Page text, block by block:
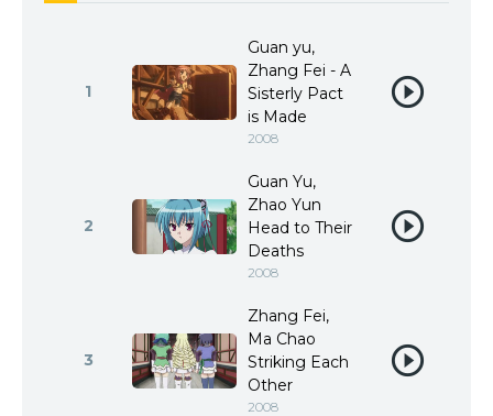
1
Guan yu,
Zhang Fei - A
Sisterly Pact
is Made
2008
2
Guan Yu,
Zhao Yun
Head to Their
Deaths
2008
3
Zhang Fei,
Ma Chao
Striking Each
Other
2008